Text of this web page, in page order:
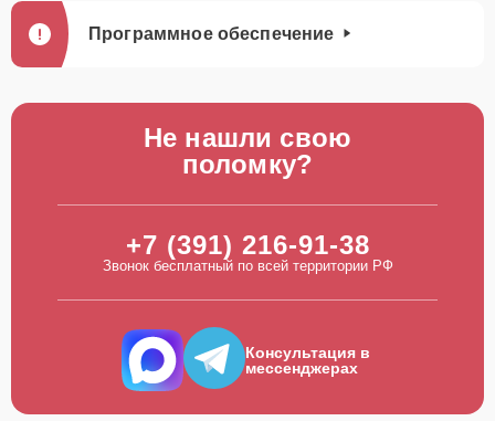
Программное обеспечение
Не нашли свою
поломку?
+7 (391) 216-91-38
Звонок бесплатный по всей территории РФ
Консультация в
мессенджерах